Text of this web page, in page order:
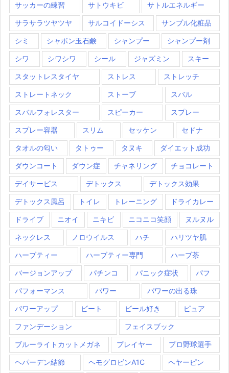
サッカーの練習 サトウキビ サトルエネルギー
サラサラツヤツヤ サルコイドーシス サンプル化粧品
シミ シャボン玉石鹸 シャンプー シャンプー剤
シワ シワシワ シール ジャズミン スキー
スタットレスタイヤ ストレス ストレッチ
ストレートネック ストーブ スバル
スバルフォレスター スピーカー スプレー
スプレー容器 スリム セッケン セドナ
タオルの匂い タトゥー タヌキ ダイエット成功
ダウンコート ダウン症 チャネリング チョコレート
デイサービス デトックス デトックス効果
デトックス風呂 トイレ トレーニング ドライカレー
ドライブ ニオイ ニキビ ニコニコ笑顔 ヌルヌル
ネックレス ノロウイルス ハチ ハリツヤ肌
ハーブティー ハーブティー専門 ハーブ茶
バージョンアップ パチンコ パニック症状 パフ
パフォーマンス パワー パワーの出る珠
パワーアップ ビート ビール好き ピュア
ファンデーション フェイスブック
ブルーライトカットメガネ プレイヤー プロ野球選手
ヘパーデン結節 ヘモグロビンA1C ヘヤーピン